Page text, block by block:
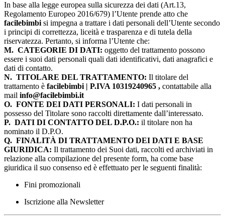
In base alla legge europea sulla sicurezza dei dati (Art.13,
Regolamento Europeo 2016/679) l’Utente prende atto che
facilebimbi si impegna a trattare i dati personali dell’Utente secondo
i principi di correttezza, liceità e trasparenza e di tutela della
riservatezza. Pertanto, si informa l’Utente che:
M. CATEGORIE DI DATI: oggetto del trattamento possono
essere i suoi dati personali quali dati identificativi, dati anagrafici e
dati di contatto.
N. TITOLARE DEL TRATTAMENTO: Il titolare del
trattamento è facilebimbi | P.IVA 10319240965 , contattabile alla
mail info@facilebimbi.it
O. FONTE DEI DATI PERSONALI: I dati personali in
possesso del Titolare sono raccolti direttamente dall’interessato.
P. DATI DI CONTATTO DEL D.P.O.: il titolare non ha
nominato il D.P.O.
Q. FINALITÀ DI TRATTAMENTO DEI DATI E BASE
GIURIDICA: Il trattamento dei Suoi dati, raccolti ed archiviati in
relazione alla compilazione del presente form, ha come base
giuridica il suo consenso ed è effettuato per le seguenti finalità:
Fini promozionali
Iscrizione alla Newsletter